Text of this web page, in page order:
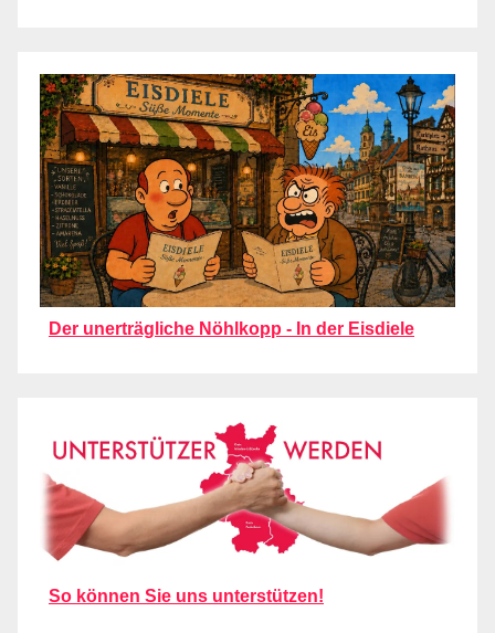
Der unerträgliche Nöhlkopp - In der Eisdiele
So können Sie uns unterstützen!